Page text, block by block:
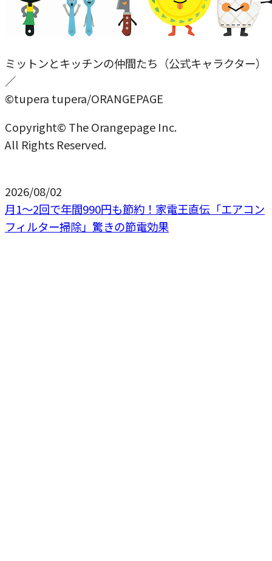
ミットンとキッチンの仲間たち（公式キャラクター）
／
©tupera tupera/ORANGEPAGE
Copyright© The Orangepage Inc.
All Rights Reserved.
2026/08/02
月1〜2回で年間990円も節約！家電王直伝「エアコン
フィルター掃除」驚きの節電効果